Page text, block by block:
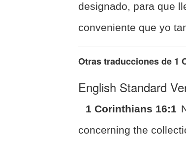
designado, para que
conveniente que yo
Otras traducciones de 1
English Standard
1 Corinthians 16:1
concerning the